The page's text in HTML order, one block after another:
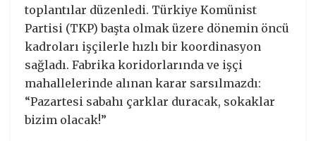
toplantılar düzenledi. Türkiye Komünist
Partisi (TKP) başta olmak üzere dönemin öncü
kadroları işçilerle hızlı bir koordinasyon
sağladı. Fabrika koridorlarında ve işçi
mahallelerinde alınan karar sarsılmazdı:
“Pazartesi sabahı çarklar duracak, sokaklar
bizim olacak!”